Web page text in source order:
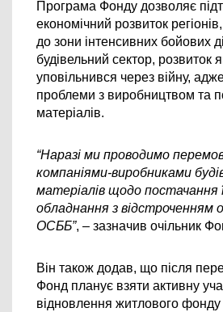
Програма Фонду дозволяє
економічний розвиток
до зони інтенсивних бойових
будівельний сектор, розвиток
уповільнився через війну,
проблеми з виробництвом та
матеріалів.
“Наразі ми проводимо
компаніями-виробниками
матеріалів щодо постачання
обладнання з відстроченням
ОСББ”, – зазначив очільник
Він також додав, що після
Фонд планує взяти активну
відновлення житлового фонду